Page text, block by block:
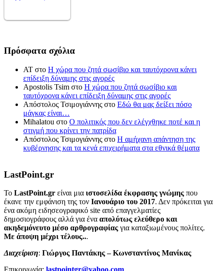
Πρόσφατα σχόλια
ΑΤ στο Η χώρα που ζητά σωσίβιο και ταυτόχρονα κάνει
επίδειξη δύναμης στις αγορές
Apostolis Tsim στο Η χώρα που ζητά σωσίβιο και
ταυτόχρονα κάνει επίδειξη δύναμης στις αγορές
Απόστολος Τσιμογιάννης στο Εδώ θα μας δείξει πόσο
μάγκας είναι…
Mihalatou στο Ο πολιτικός που δεν ελέγχθηκε ποτέ και η
στιγμή που κρίνει την πατρίδα
Απόστολος Τσιμογιάννης στο Η αμήχανη απάντηση της
κυβέρνησης και τα κενά επιχειρήματα στα εθνικά θέματα
LastPoint.gr
To LastPoint.gr είναι μια ιστοσελίδα έκφρασης γνώμης που
έκανε την εμφάνιση της τον Ιανουάριο του 2017. Δεν πρόκειται για
ένα ακόμη ειδησεογραφικό site από επαγγελματίες
δημοσιογράφους αλλά για ένα απολύτως ελεύθερο και
ακηδεμόνευτο μέσο αρθρογραφίας για καταξιωμένους πολίτες.
Με άποψη μέχρι τέλους...
Διαχείριση: Γιώργος Παντάκης – Κωνσταντίνος Μανίκας